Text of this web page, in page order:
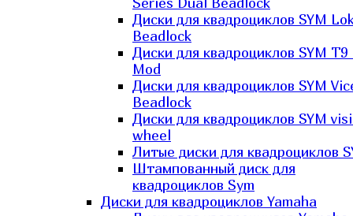
Диски для квадроциклов SYM
Beadlock
Диски для квадроциклов SYM T9
Mod
Диски для квадроциклов SYM
Beadlock
Диски для квадроциклов SYM
wheel
Литые диски для квадроциклов
Штампованный диск для
квадроциклов Sym
Диски для квадроциклов Yamaha